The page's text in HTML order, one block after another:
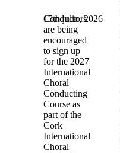
15th julio, 2026
Conductors
are being
encouraged
to sign up
for the 2027
International
Choral
Conducting
Course as
part of the
Cork
International
Choral